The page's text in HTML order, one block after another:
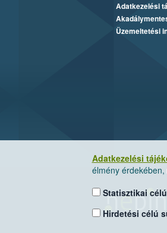
Adatkezelési
élmény
Statisztikai
Hirdetési célú
Adatkezelési
Üzemeltetési